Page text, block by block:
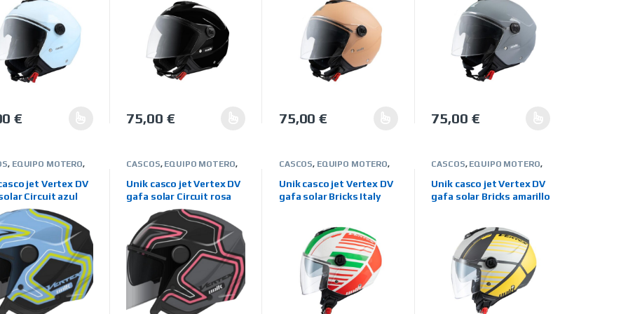
€ tiene múltiples variantes. Las opciones se pueden elegir en la página de producto
75,00 €
Este producto tiene múltiples variantes. Las opciones se pueden elegir en la página de producto
75,00€
Este producto tiene múltiples variantes. Las opciones se pueden elegir
75,00 €
Este producto tiene múltiples variantes.
, EQUIPO MOTERO,
jet Vertex DV
Circuit azul
CASCOS, EQUIPO MOTERO,
Unik casco jet Vertex DV
gafa solar Circuit rosa
CASCOS, EQUIPO MOTERO,
Unik casco jet Vertex DV
gafa solar Bricks Italy
CASCOS, EQUIPO MOTERO,
Unik casco jet Vertex DV
gafa solar Bricks amarillo